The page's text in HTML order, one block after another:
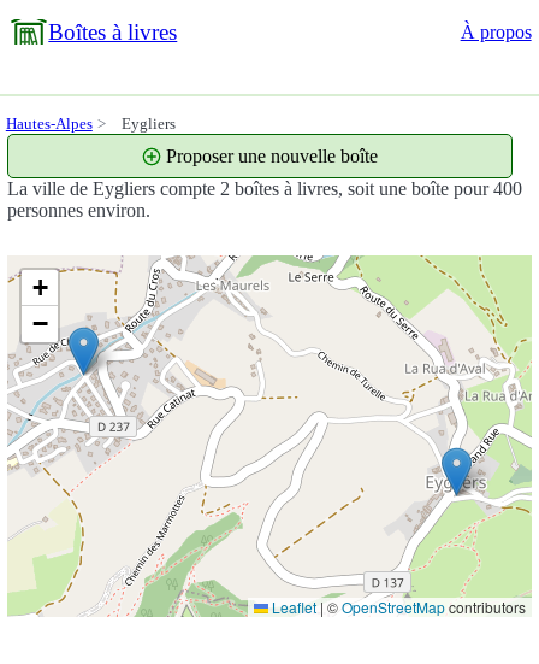
Boîtes à livres À propos
Hautes-Alpes Eygliers
La ville de Eygliers compte 2 boîtes à livres, soit une boîte pour 400
personnes environ.
Proposer une nouvelle boîte
+
−
Leaflet | ©OpenStreetMapcontributors